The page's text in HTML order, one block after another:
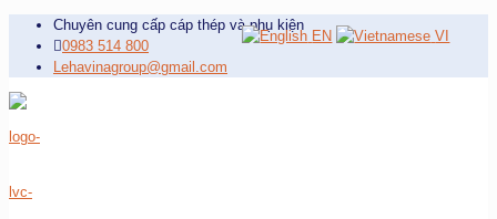
Chuyên cung cấp cáp thép và phụ kiện
0983 514 800
Lehavinagroup@gmail.com
EN VI